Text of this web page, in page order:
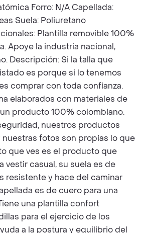
Forro: N/A Capellada:
Suela: Poliuretano
Plantilla removible 100%
Apoye la industria nacional,
Descripción: Si la talla que
es porque si lo tenemos
comprar con toda confianza.
elaborados con materiales de
producto 100% colombiano.
nuestros productos
nuestras fotos son propias lo que
que ves es el producto que
vestir casual, su suela es de
resistente y hace del caminar
es de cuero para una
una plantilla confort
para el ejercicio de los
a la postura y equilibrio del